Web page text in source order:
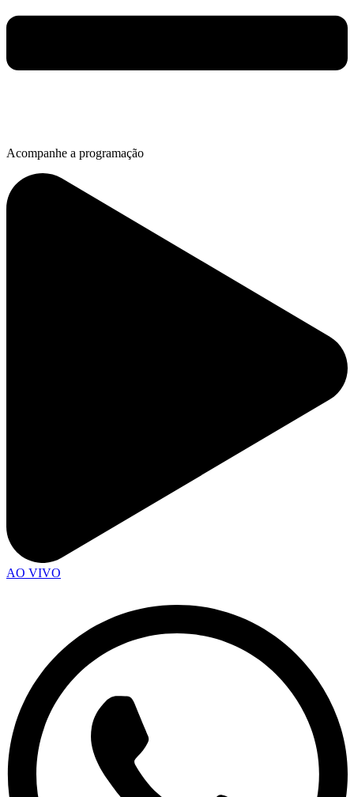
Acompanhe a programação
AO VIVO